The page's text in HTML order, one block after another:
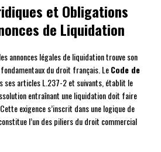
et Obligations
de Liquidation
annonces légales de liquidation trouve son
du droit français. LeCode de
ses articles L.237-2 et suivants, établit le
entraînant une liquidation doit faire
exigence s’inscrit dans une logique de
l’un des piliers du droit commercial